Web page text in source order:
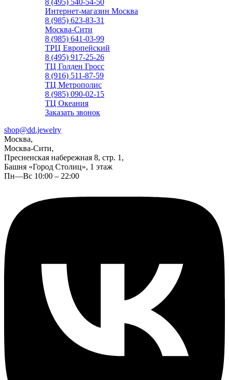
8 (495) 540-54-50
Интернет-магазин Москва
8 (985) 623-83-31
Москва-Сити
8 (985) 641-03-99
ТРЦ Европейский
8 (495) 917-25-26
ТЦ Голден Гросс
8 (916) 511-87-59
ТЦ Метрополис
8 (985) 090-02-15
ТЦ Океания
Заказать звонок
shop@dd.jewelry
Москва,
Москва-Сити,
Пресненская набережная 8, стр. 1,
Башня «Город Столиц», 1 этаж
Пн—Вс 10:00 – 22:00